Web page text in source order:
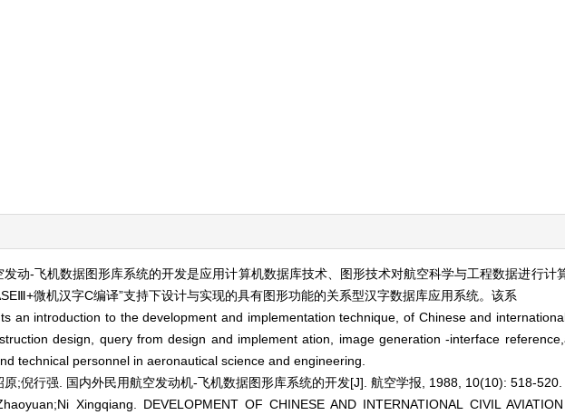
动-飞机数据图形库系统的开发是应用计算机数据库技术、图形技术对航空科学与工程数据进行计
微机汉字C编译”支持下设计与实现的具有图形功能的关系型汉字数据库应用系统。该系
an introduction to the development and implementation technique, of Chinese and
design, query from design and implement ation, image generation -interface
technical personnel in aeronautical science and engineering.
原;倪行强. 国内外民用航空发动机-飞机数据图形库系统的开发[J]. 航空学报, 1988, 10(10): 518-520.
Xingqiang. DEVELOPMENT OF CHINESE AND INTERNATIONAL CIVIL